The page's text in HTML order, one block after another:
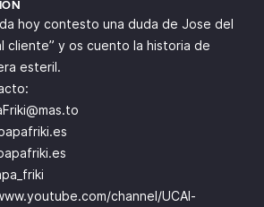
hoy contesto una duda de Jose del
cliente” y os cuento la historia de
esteril.
channel/UCAl-